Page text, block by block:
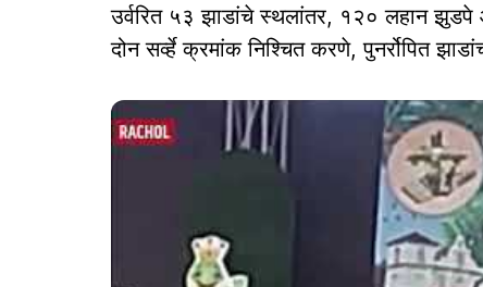
उर्वरित ५३ झाडांचे स्थलांतर, १२० लहान झुडपे
दोन सर्व्हे क्रमांक निश्चित करणे, पुनर्रोपित